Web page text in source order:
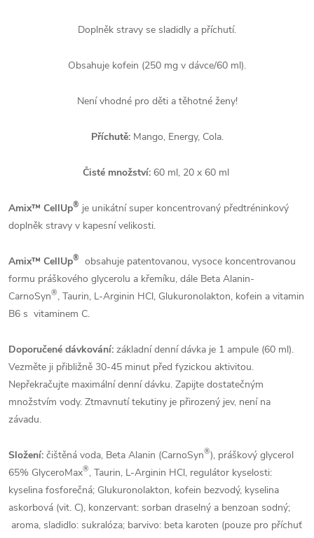
Doplněk stravy se sladidly a příchutí.
Obsahuje kofein (250 mg v dávce/60 ml).
Není vhodné pro děti a těhotné ženy!
Příchutě:Mango, Energy, Cola.
Čisté množství:60 ml, 20 x 60 ml
Amix™ CellUp® je unikátní super koncentrovaný předtréninkový
doplněk stravy v kapesní velikosti.
Amix™ CellUp® obsahuje patentovanou, vysoce koncentrovanou
formu práškového glycerolu a křemíku, dále Beta Alanin-
CarnoSyn®, Taurin, L-Arginin HCl, Glukuronolakton, kofein a vitamin
B6 s vitaminem C.
Doporučené dávkování: základní denní dávka je 1 ampule (60 ml).
Vezměte ji přibližně 30-45 minut před fyzickou aktivitou.
Nepřekračujte maximální denní dávku. Zapijte dostatečným
množstvím vody. Ztmavnutí tekutiny je přirozený jev, není na
závadu.
Složení: čištěná voda, Beta Alanin (CarnoSyn®), práškový glycerol
65% GlyceroMax®, Taurin, L-Arginin HCl, regulátor kyselosti:
kyselina fosforečná; Glukuronolakton, kofein bezvodý, kyselina
askorbová (vit. C), konzervant: sorban draselný a benzoan sodný;
aroma, sladidlo: sukralóza; barvivo: beta karoten (pouze pro příchuť